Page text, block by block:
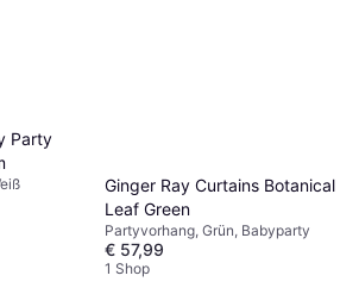
Party
Ginger Ray Curtains Botanical
Leaf Green
Partyvorhang, Grün, Babyparty
€ 57,99
1 Shop